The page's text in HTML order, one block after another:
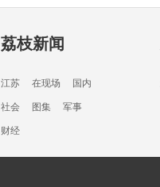
荔枝新闻
江苏 在现场 国内
社会 图集 军事
财经